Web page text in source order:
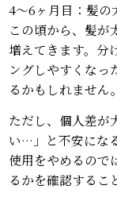
4〜6ヶ月目：髪の
この頃から、髪が
増えてきます。分
ングしやすくなっ
るかもしれません。
ただし、個人差が
い…」と不安にな
使用をやめるので
るかを確認するこ